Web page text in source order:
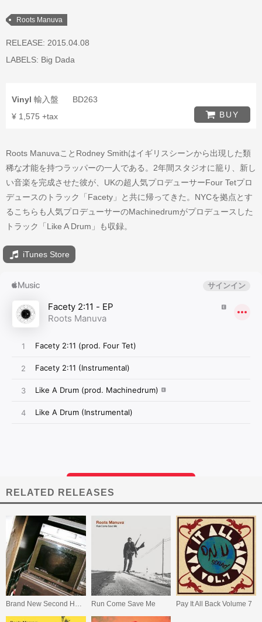
Roots Manuva
RELEASE: 2015.04.08
LABELS: Big Dada
Vinyl 輸入盤
BD263
¥ 1,575 +tax
BUY
Roots ManuvaことRodney Smithはイギリスシーンから出現した類
稀な才能を持つラッパーの一人である。2年間スタジオに籠り、新し
い音楽を完成させた彼が、UKの超人気プロデューサーFour Tetプロ
デュースのトラック「Facety」と共に帰ってきた。NYCを拠点とす
るこちらも人気プロデューサーのMachinedrumがプロデュースした
トラック「Like A Drum」も収録。
iTunes Store
RELATED RELEASES
Run Come Save Me Pay It All Back Volume 7